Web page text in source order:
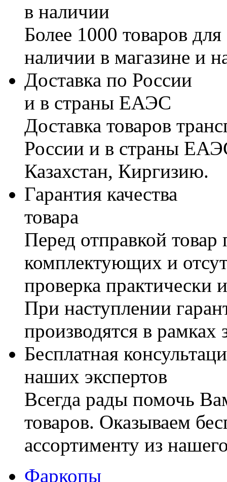
в наличии
Более 1000 товаров
наличии в магазине и
Доставка по России
и в страны ЕАЭС
Доставка товаров
России и в страны
Казахстан, Киргизию.
Гарантия качества
товара
Перед отправкой товар
комплектующих и
проверка практически
При наступлении
производятся в рамках
Бесплатная
наших экспертов
Всегда рады помочь
товаров. Оказываем
ассортименту из
Фаркопы